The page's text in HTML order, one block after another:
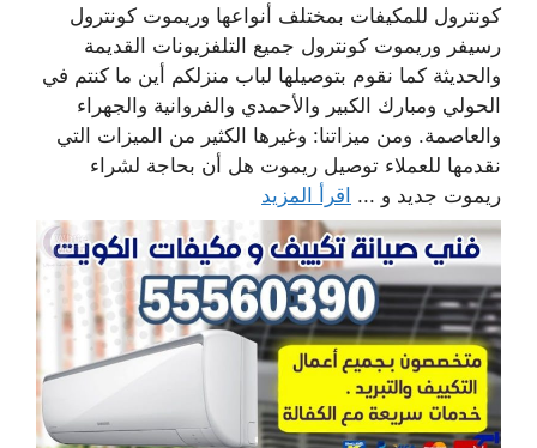
كونترول للمكيفات بمختلف أنواعها وريموت كونترول
رسيفر وريموت كونترول جميع التلفزيونات القديمة
والحديثة كما نقوم بتوصيلها لباب منزلكم أين ما كنتم في
الحولي ومبارك الكبير والأحمدي والفروانية والجهراء
والعاصمة. ومن ميزاتنا: وغيرها الكثير من الميزات التي
نقدمها للعملاء توصيل ريموت هل أن بحاجة لشراء
ريموت جديد و ... اقرأ المزيد